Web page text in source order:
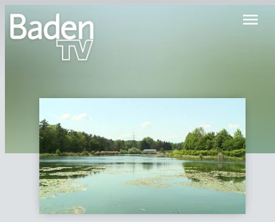
menu